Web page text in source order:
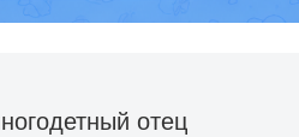
отец